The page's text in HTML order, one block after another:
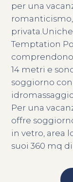
per una
Temptation
comprendono
14 metri e
soggiorno
Per una
offre
in vetro, area
suoi 360 mq